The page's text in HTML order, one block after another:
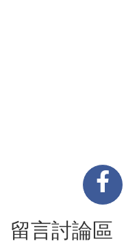
留言討論區